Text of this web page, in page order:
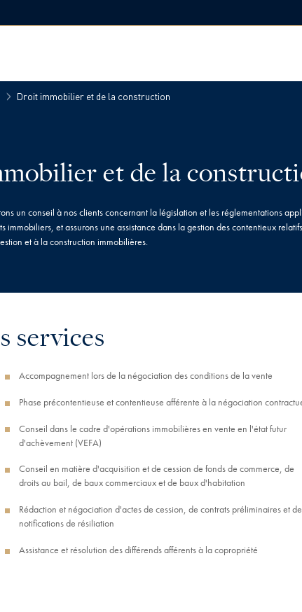
Droit immobilier et de la construction
et de la
un conseil à nos clients concernant la législation et les réglementations
immobiliers, et assurons une assistance dans la gestion des contentieux
et à la construction immobilières.
services
Accompagnement lors de la négociation des conditions de la vente
Phase précontentieuse et contentieuse afférente à la négociation
Conseil dans le cadre d'opérations immobilières en vente en l'état futur
d'achèvement (VEFA)
Conseil en matière d'acquisition et de cession de fonds de commerce, de
droits au bail, de baux commerciaux et de baux d'habitation
Rédaction et négociation d'actes de cession, de contrats préliminaires et de
notifications de résiliation
Assistance et résolution des différends afférents à la copropriété